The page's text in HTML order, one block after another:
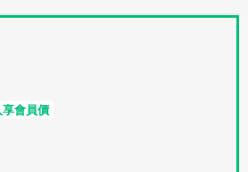
享會員價